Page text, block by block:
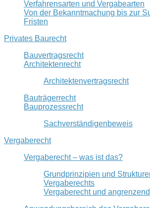
Verfahrensarten und Vergabearten
Von der Bekanntmachung bis zur
Fristen
Privates Baurecht
Bauvertragsrecht
Architektenrecht
Architektenvertragsrecht
Bauträgerrecht
Bauprozessrecht
Sachverständigenbeweis
Vergaberecht
Vergaberecht – was ist das?
Grundprinzipien und
Vergaberechts
Vergaberecht und